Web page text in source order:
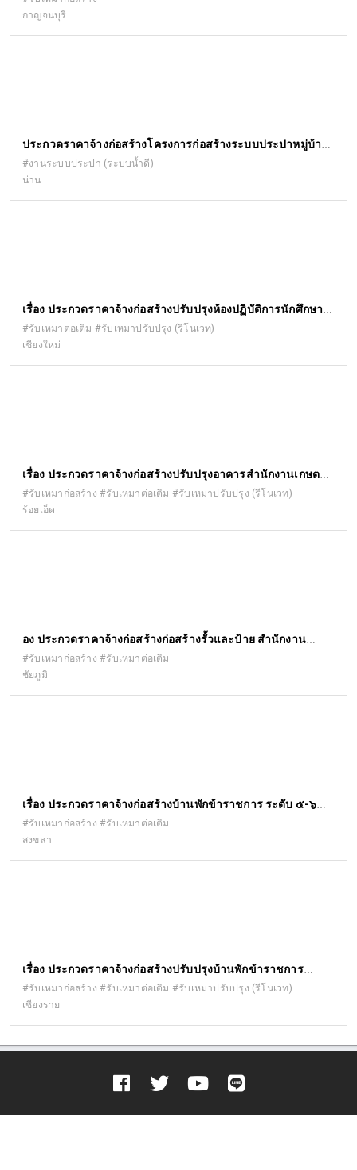
อิเล็กทรอนิกส์ (e-bidding)
กาญจนบุรี
ประกวดราคาจ้างก่อสร้างโครงการก่อสร้างระบบประปาหมู่บ้าน
พลังงานแสงอาทิตย์ บ้านศรีนาป่าน หมู่ที่ ๑ ตำบลเรือง อำเภอ
เมืองน่าน จังหวัดน่าน ปริมาณงาน ดังนี้ ๑.๑ โครงเหล็กหอถังสูง
๑.๒ ถังกรอง สนิมเหล็ก ๑.๓ โรงควบคุมระบบไฟฟ้า ๑.๔ งานเจาะ
#งานระบบประปา (ระบบน้ำดี)
น่าน
เรื่อง ประกวดราคาจ้างก่อสร้างปรับปรุงห้องปฏิบัติการนักศึกษา
บัณฑิตศึกษา อาคาร ๕ ชั้น ๓ คณะ เภสัชศาสตร์ ด้วยวิธีประกวด
ราคาอิเล็กทรอนิกส์ (e-bidding)
#รับเหมาต่อเติม #รับเหมาปรับปรุง (รีโนเวท)
เชียงใหม่
เรื่อง ประกวดราคาจ้างก่อสร้างปรับปรุงอาคารสำนักงานเกษตร
อำเภอจตุรพักตรพิมาน ตำบลหัวช้าง อำเภอจตุรพักตรพิมาน
จังหวัดร้อยเอ็ด ด้วยวิธีประกวดราคาอิเล็กทรอนิกส์ (e-bidding)
#รับเหมาก่อสร้าง #รับเหมาต่อเติม #รับเหมาปรับปรุง (รีโนเวท)
ร้อยเอ็ด
ื่อง ประกวดราคาจ้างก่อสร้างก่อสร้างรั้วและป้าย สำนักงาน
เกษตรอำเภอคอนสาร ตำบลคอนสาร อำเภอคอนสาร จังหวัด
ชัยภูมิ ๑ แห่ง ด้วยวิธีประกวดราคาอิเล็กทรอนิกส์ (e-bidding)
#รับเหมาก่อสร้าง #รับเหมาต่อเติม
ชัยภูมิ
เรื่อง ประกวดราคาจ้างก่อสร้างบ้านพักข้าราชการ ระดับ ๕-๖
โครงการส่งน้ำและบำรุงรักษาระโนดกระแสสินธุ์ ตำบลบ้านขาว
อำเภอระโนด จังหวัดสงขลา ด้วยวิธีประกวดราคาอิเล็กทรอนิกส์
(e-bidding)
#รับเหมาก่อสร้าง #รับเหมาต่อเติม
สงขลา
เรื่อง ประกวดราคาจ้างก่อสร้างปรับปรุงบ้านพักข้าราชการ
สำนักงานอัยการจังหวัดเชียงราย ด้วยวิธีประกวดราคา
อิเล็กทรอนิกส์ (e-bidding)
#รับเหมาก่อสร้าง #รับเหมาต่อเติม #รับเหมาปรับปรุง (รีโนเวท)
เชียงราย